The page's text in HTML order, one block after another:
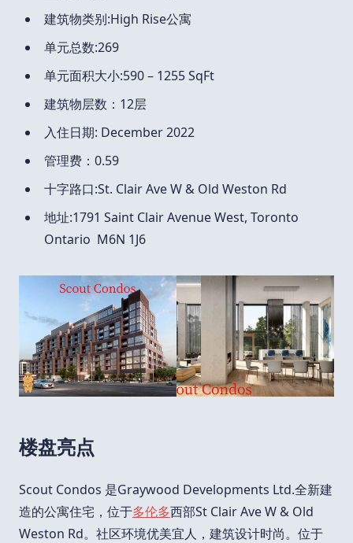
建筑物类别:High Rise公寓
单元总数:269
单元面积大小:590 – 1255 SqFt
建筑物层数：12层
入住日期: December 2022
管理费：0.59
十字路口:St. Clair Ave W & Old Weston Rd
地址:1791 Saint Clair Avenue West, Toronto
Ontario M6N 1J6
楼盘亮点
Scout Condos 是Graywood Developments Ltd.全新建
造的公寓住宅，位于多伦多西部St Clair Ave W & Old
Weston Rd。社区环境优美宜人，建筑设计时尚。位于